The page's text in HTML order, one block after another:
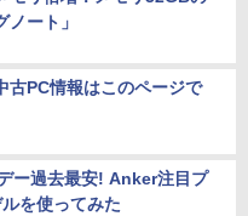
ノート」
古PC情報はこのページで
ー過去最安! Anker注目プ
を使ってみた